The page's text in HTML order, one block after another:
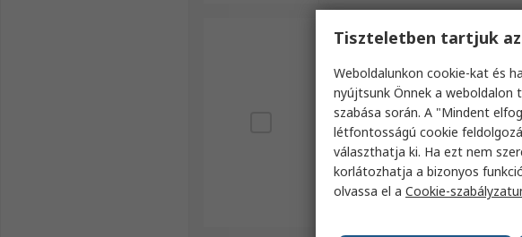
RS
Tiszteletben tartjuk
Weboldalunkon cookie-kat és
nyújtsunk Önnek a weboldalon
szabása során. A "Mindent
létfontosságú cookie
választhatja ki. Ha ezt nem
korlátozhatja a bizonyos
olvassa el a Cookie-